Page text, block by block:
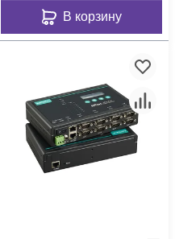
В корзину